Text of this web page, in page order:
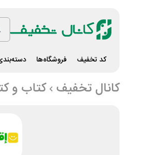
کد تخفیف فروشگاه‌ها
کانال تخفیف کتاب و